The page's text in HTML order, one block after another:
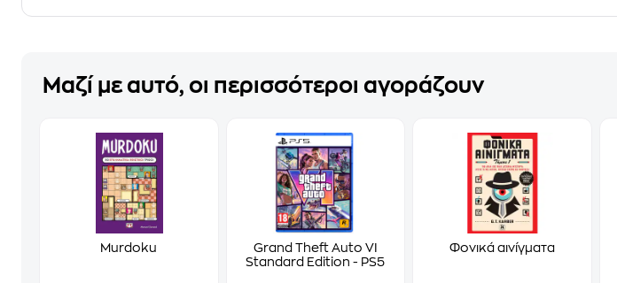
Μαζί με αυτό, οι περισσότεροι αγοράζουν
Murdoku
Grand Theft Auto VI
Standard Edition - PS5
Φονικά αινίγματα